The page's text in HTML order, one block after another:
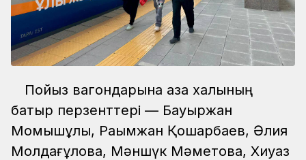
Пойыз вагондарына қазақ халқының
батыр перзенттері — Бауыржан
Момышұлы, Рақымжан Қошқарбаев, Әлия
Молдағұлова, Мәншүк Мәметова, Хиуаз